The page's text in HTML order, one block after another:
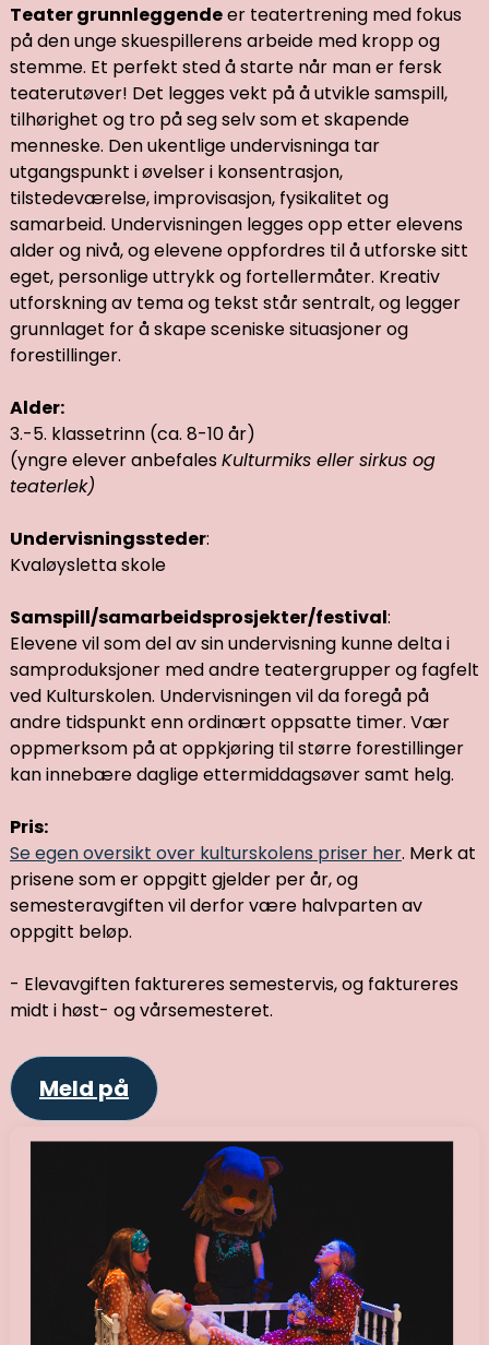
Teater grunnleggendeer teatertrening med fokus
på den unge skuespillerens arbeide med kropp og
stemme. Et perfekt sted å starte når man er fersk
teaterutøver! Det legges vekt på å utvikle samspill,
tilhørighet og tro på seg selv som et skapende
menneske. Den ukentlige undervisninga tar
utgangspunkt i øvelser i konsentrasjon,
tilstedeværelse, improvisasjon, fysikalitet og
samarbeid. Undervisningen legges opp etter elevens
alder og nivå, og elevene oppfordres til å utforske sitt
eget, personlige uttrykk og fortellermåter. Kreativ
utforskning av tema og tekst står sentralt, og legger
grunnlaget for å skape sceniske situasjoner og
forestillinger.
Alder:
3.-5. klassetrinn (ca. 8-10 år)
(yngre elever anbefalesKulturmiks eller sirkus og
teaterlek)
Undervisningssteder:
Kvaløysletta skole
Samspill/samarbeidsprosjekter/festival:
Elevene vil som del av sin undervisning kunne delta i
samproduksjoner med andre teatergrupper og fagfelt
ved Kulturskolen. Undervisningen vil da foregå på
andre tidspunkt enn ordinært oppsatte timer. Vær
oppmerksom på at oppkjøring til større forestillinger
kan innebære daglige ettermiddagsøver samt helg.
Pris:
Se egen oversikt over kulturskolens priser her. Merk at
prisene som er oppgitt gjelder per år, og
semesteravgiften vil derfor være halvparten av
oppgitt beløp.
- Elevavgiften faktureres semestervis, og faktureres
midt i høst- og vårsemesteret.
Meld på